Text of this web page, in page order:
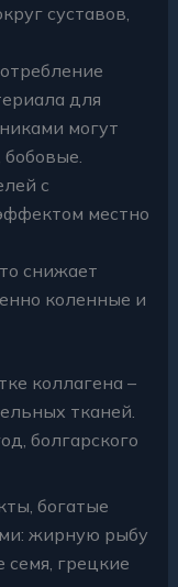
суставов,
для
могут
с
местно
снижает
коленные и
коллагена –
тканей.
болгарского
богатые
жирную рыбу
семя, грецкие